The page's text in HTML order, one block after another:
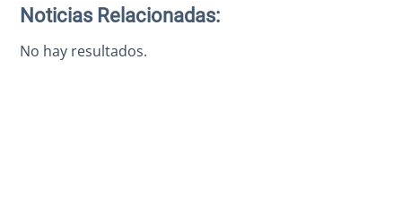
Noticias Relacionadas:
No hay resultados.